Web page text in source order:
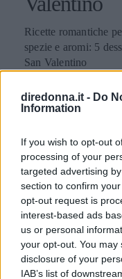
diredonna.it - Do
Information
If you wish to opt-out
processing of your
targeted advertising
section to confirm
opt-out request is
interest-based ads
us or personal
your opt-out. You
disclosure of your
IAB’s list of
Ricette romantiche
spezie e aromi: 5
San Valentino